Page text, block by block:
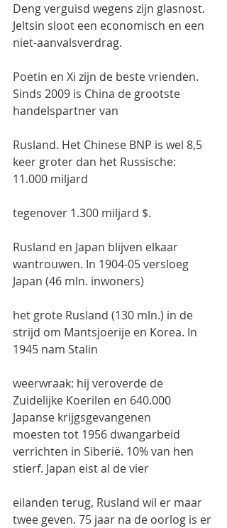
Deng verguisd wegens zijn glasnost.
Jeltsin sloot een economisch en een
niet-aanvalsverdrag.
Poetin en Xi zijn de beste vrienden.
Sinds 2009 is China de grootste
handelspartner van
Rusland. Het Chinese BNP is wel 8,5
keer groter dan het Russische:
11.000 miljard
tegenover 1.300 miljard $.
Rusland en Japan blijven elkaar
wantrouwen. In 1904-05 versloeg
Japan (46 mln. inwoners)
het grote Rusland (130 mln.) in de
strijd om Mantsjoerije en Korea. In
1945 nam Stalin
weerwraak: hij veroverde de
Zuidelijke Koerilen en 640.000
Japanse krijgsgevangenen
moesten tot 1956 dwangarbeid
verrichten in Siberië. 10% van hen
stierf. Japan eist al de vier
eilanden terug, Rusland wil er maar
twee geven. 75 jaar na de oorlog is er